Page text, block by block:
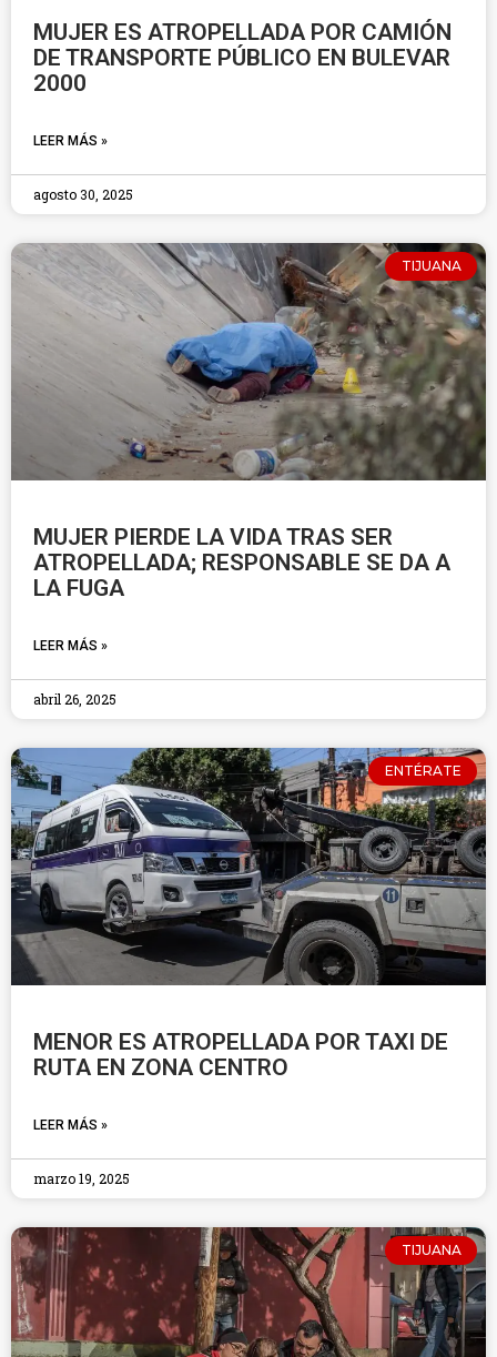
MUJER ES ATROPELLADA POR CAMIÓN
DE TRANSPORTE PÚBLICO EN BULEVAR
2000
LEER MÁS »
agosto 30, 2025
TIJUANA
MUJER PIERDE LA VIDA TRAS SER
ATROPELLADA; RESPONSABLE SE DA A
LA FUGA
LEER MÁS »
abril 26, 2025
ENTÉRATE
MENOR ES ATROPELLADA POR TAXI DE
RUTA EN ZONA CENTRO
LEER MÁS »
marzo 19, 2025
TIJUANA